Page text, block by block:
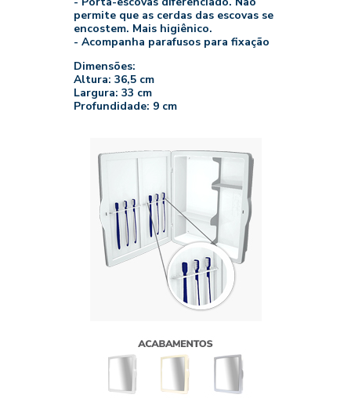
permite que as cerdas das escovas se
encostem. Mais higiênico.
- Acompanha parafusos para fixação
Dimensões:
Altura: 36,5 cm
Largura: 33 cm
Profundidade: 9 cm